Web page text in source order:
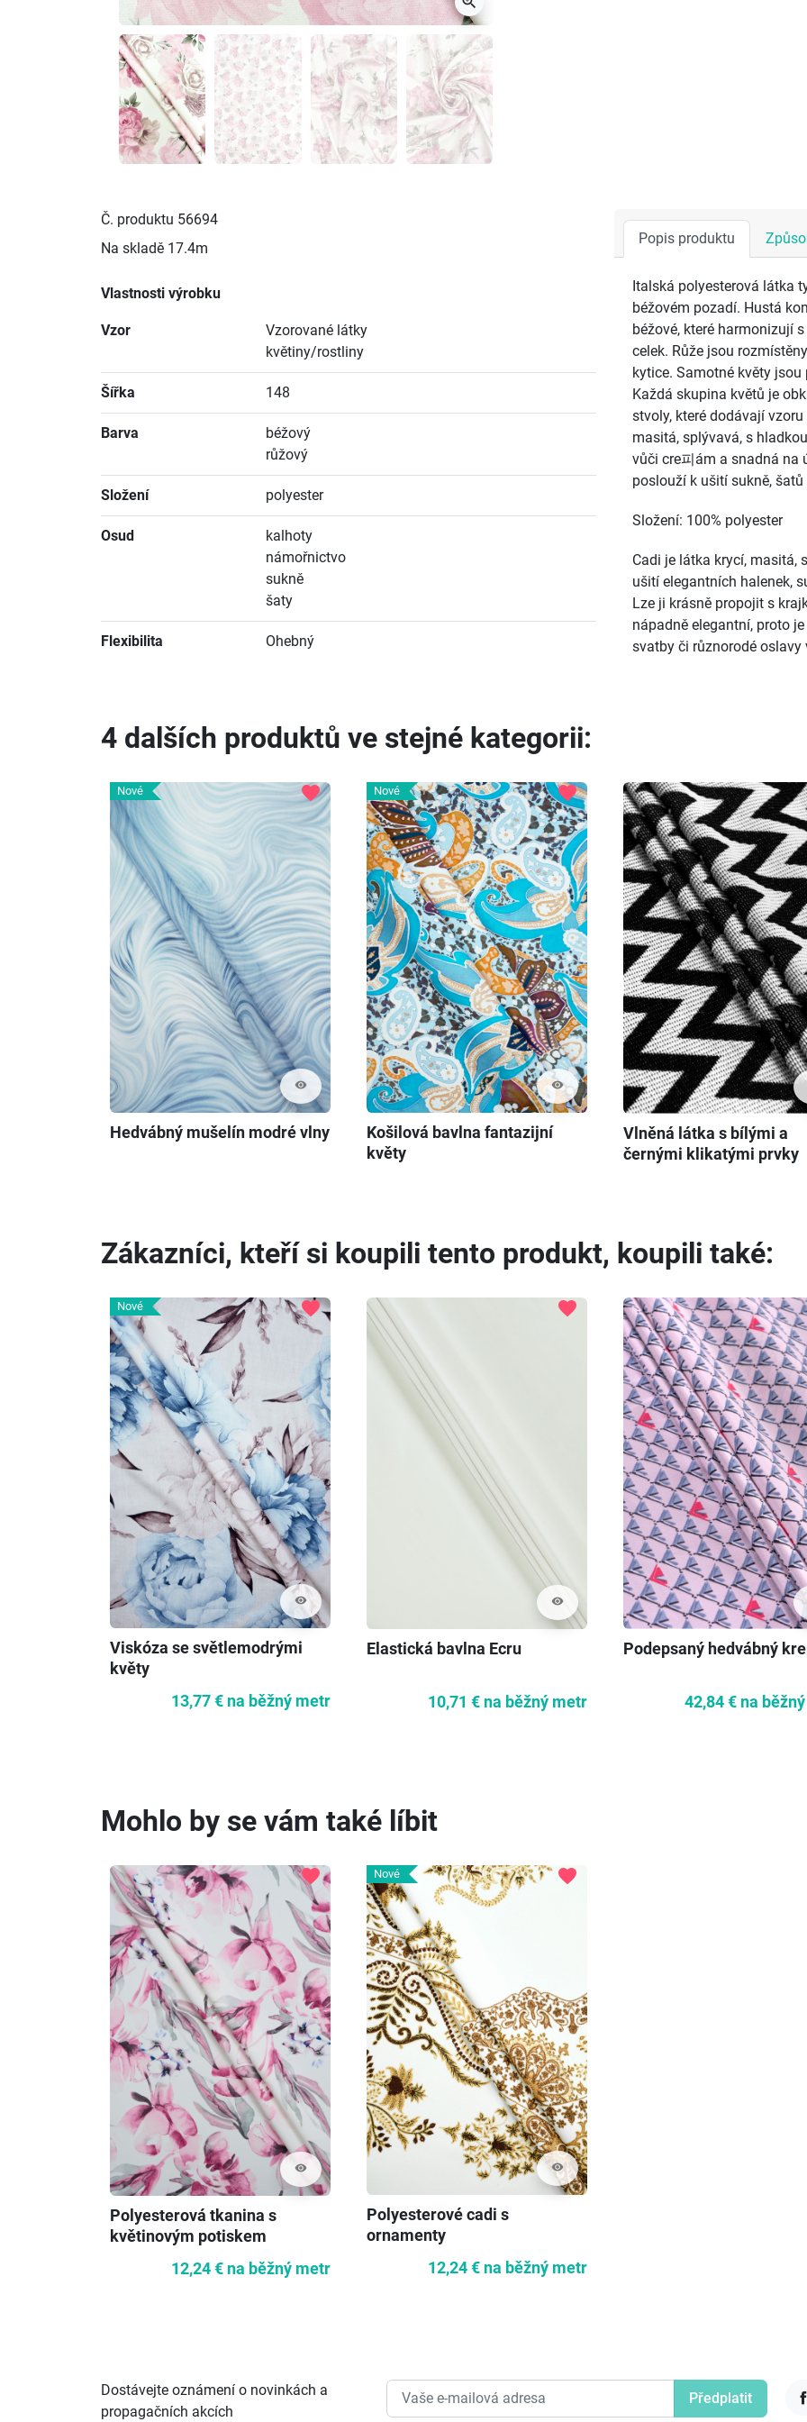
Č. produktu 56694
Na skladě 17.4m
Vlastnosti výrobku
Vzor
Vzorované látky
květiny/rostliny
Šířka 148
Barva
béžový
růžový
Složení polyester
Osud
kalhoty
námořnictvo
sukně
šaty
Flexibilita Ohebný
Popis produktu
Italská polyesterová látka
béžovém pozadí. Hustá
béžové, které harmonizují
celek. Růže jsou
kytice. Samotné květy jsou
Každá skupina květů je
stvoly, které dodávají
masitá, splývavá, s
vůči cre피ám a snadná na
poslouží k ušití sukně,
Složení: 100% polyester
Cadi je látka krycí, masitá,
ušití elegantních halenek,
Lze ji krásně propojit s
nápadně elegantní, proto
svatby či různorodé
4 dalších produktů ve stejné kategorii:
Nové
visibility
favorite
Hedvábný mušelín modré vlny
Nové
visibility
favorite
Košilová bavlna fantazijní
květy
Vlněná látka s bílými a
černými klikatými prvky
Zákazníci, kteří si koupili tento produkt, koupili také:
Nové
visibility
favorite
Viskóza se světlemodrými
květy
13,77 € na běžný metr
visibility
favorite
Elastická bavlna Ecru
10,71 € na běžný metr
Podepsaný hedvábný
42,84 € na
Mohlo by se vám také líbit
visibility
favorite
Polyesterová tkanina s
květinovým potiskem
12,24 € na běžný metr
Nové
visibility
favorite
Polyesterové cadi s
ornamenty
12,24 € na běžný metr
Dostávejte oznámení o novinkách a
propagačních akcích